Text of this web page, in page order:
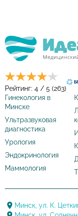
Рейтинг: 4 / 5 (263)
Гинекология в
Минске
Ультразвуковая
диагностика
Урология
Эндокринология
Маммология
Минск, ул. К.